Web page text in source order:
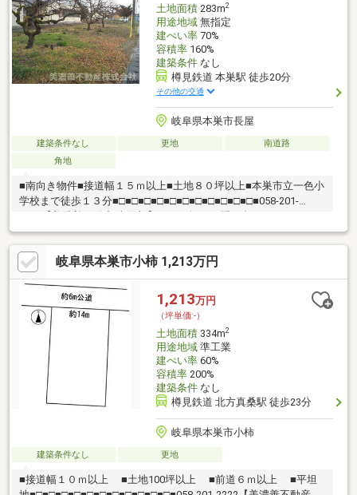
土地面積283m2
用途地域無指定
建ぺい率70%
容積率160%
建築条件なし
樽見鉄道 本巣駅 徒歩20分
その他の交通
岐阜県本巣市長屋
建築条件なし 更地
南道路
角地
■南向き物件■接道幅１５ｍ以上■土地８０坪以上■本巣市立一色小
学校まで徒歩１３分■□■□■□■□■□■□■□■□■□■□■□■058-201-
岐阜市内で黄色い店舗・黄色い看板・黄色い車を見かけたことあ
りませんか。私たちが美濃善不動産です！岐阜を知っている岐阜
の不動産エキスパート！土地探しも住まい探しも建築も不動産の
ことならお任せ下さい。■売買保有物件1000件以上！
岐阜県本巣市小柿 1,213万円
1,213万円
（坪単価:-）
土地面積334m2
用途地域準工業
建ぺい率60%
容積率200%
建築条件なし
樽見鉄道 北方真桑駅 徒歩23分
岐阜県本巣市小柿
建築条件なし 更地
■接道幅１０ｍ以上 ■土地100坪以上 ■前道６ｍ以上 ■平坦